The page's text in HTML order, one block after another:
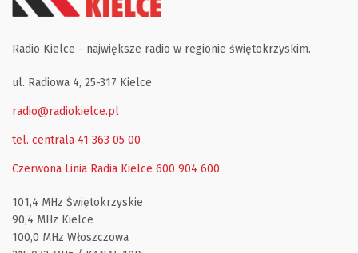
Radio Kielce - największe radio w regionie świętokrzyskim.
ul. Radiowa 4, 25-317 Kielce
radio@radiokielce.pl
tel. centrala 41 363 05 00
Czerwona Linia Radia Kielce 600 904 600
101,4 MHz Świętokrzyskie
90,4 MHz Kielce
100,0 MHz Włoszczowa